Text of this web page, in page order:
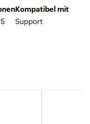
Kompatibel mit
Support